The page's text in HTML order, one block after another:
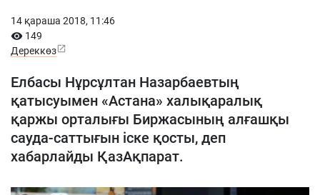
14 қараша 2018, 11:46
149
Дереккөз
Елбасы Нұрсұлтан Назарбаевтың
қатысуымен «Астана» халықаралық
қаржы орталығы Биржасының алғашқы
сауда-саттығын іске қосты, деп
хабарлайды ҚазАқпарат.